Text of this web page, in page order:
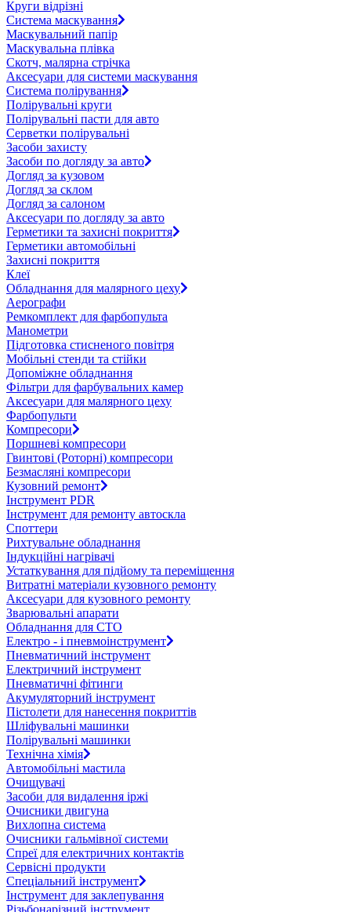
Круги відрізні
Система маскування
Маскувальний папір
Маскувальна плівка
Скотч, малярна стрічка
Аксесуари для системи маскування
Система полірування
Полірувальні круги
Полірувальні пасти для авто
Серветки полірувальні
Засоби захисту
Засоби по догляду за авто
Догляд за кузовом
Догляд за склом
Догляд за салоном
Аксесуари по догляду за авто
Герметики та захисні покриття
Герметики автомобільні
Захисні покриття
Клеї
Обладнання для малярного цеху
Аерографи
Ремкомплект для фарбопульта
Манометри
Підготовка стисненого повітря
Мобільні стенди та стійки
Допоміжне обладнання
Фільтри для фарбувальних камер
Аксесуари для малярного цеху
Фарбопульти
Компресори
Поршневі компресори
Гвинтові (Роторні) компресори
Безмасляні компресори
Кузовний ремонт
Інструмент PDR
Інструмент для ремонту автоскла
Споттери
Рихтувальне обладнання
Індукційні нагрівачі
Устаткування для підйому та переміщення
Витратні матеріали кузовного ремонту
Аксесуари для кузовного ремонту
Зварювальні апарати
Обладнання для СТО
Електро - і пневмоінструмент
Пневматичний інструмент
Електричний інструмент
Пневматичні фітинги
Акумуляторний інструмент
Пістолети для нанесення покриттів
Шліфувальні машинки
Полірувальні машинки
Технічна хімія
Автомобільні мастила
Очищувачі
Засоби для видалення іржі
Очисники двигуна
Вихлопна система
Очисники гальмівної системи
Спреї для електричних контактів
Сервісні продукти
Спеціальний інструмент
Інструмент для заклепування
Різьбонарізний інструмент